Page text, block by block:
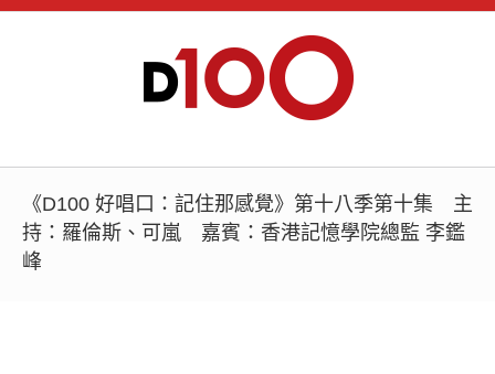
《D100 好唱口：記住那感覺》第十八季第十集 主
持：羅倫斯、可嵐 嘉賓：香港記憶學院總監 李鑑
峰